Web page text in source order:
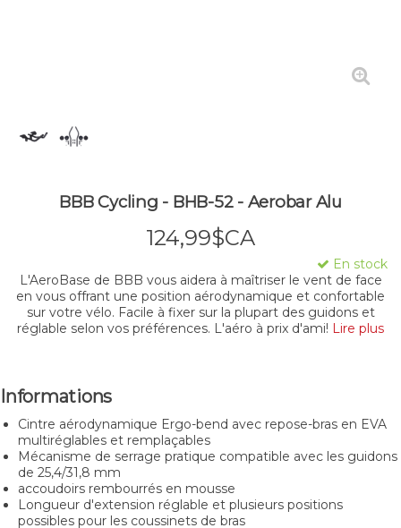
BBB Cycling - BHB-52 - Aerobar Alu
124,99$CA
En stock
L'AeroBase de BBB vous aidera à maîtriser le vent de face
en vous offrant une position aérodynamique et confortable
sur votre vélo. Facile à fixer sur la plupart des guidons et
réglable selon vos préférences. L'aéro à prix d'ami! Lire plus
Informations
Cintre aérodynamique Ergo-bend avec repose-bras en EVA
multiréglables et remplaçables
Mécanisme de serrage pratique compatible avec les guidons
de 25,4/31,8 mm
accoudoirs rembourrés en mousse
Longueur d'extension réglable et plusieurs positions
possibles pour les coussinets de bras